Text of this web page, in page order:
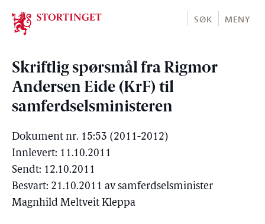
Stortinget.no
SØK MENY
Skriftlig spørsmål fra Rigmor
Andersen Eide (KrF) til
samferdselsministeren
Dokument nr. 15:53 (2011-2012)
Innlevert: 11.10.2011
Sendt: 12.10.2011
Besvart: 21.10.2011 av samferdselsminister
Magnhild Meltveit Kleppa